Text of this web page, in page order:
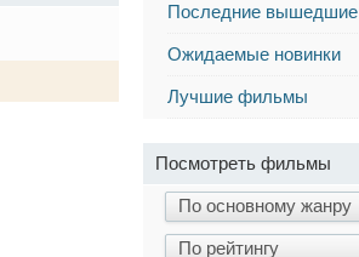
Последние вышедшие
Ожидаемые новинки
Лучшие фильмы
Посмотреть фильмы